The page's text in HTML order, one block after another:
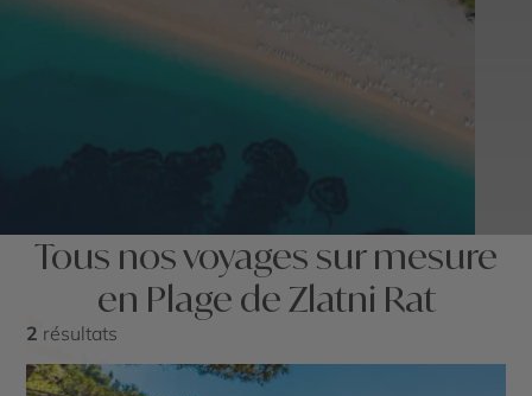
Tous nos voyages sur mesure
en Plage de Zlatni Rat
2 résultats